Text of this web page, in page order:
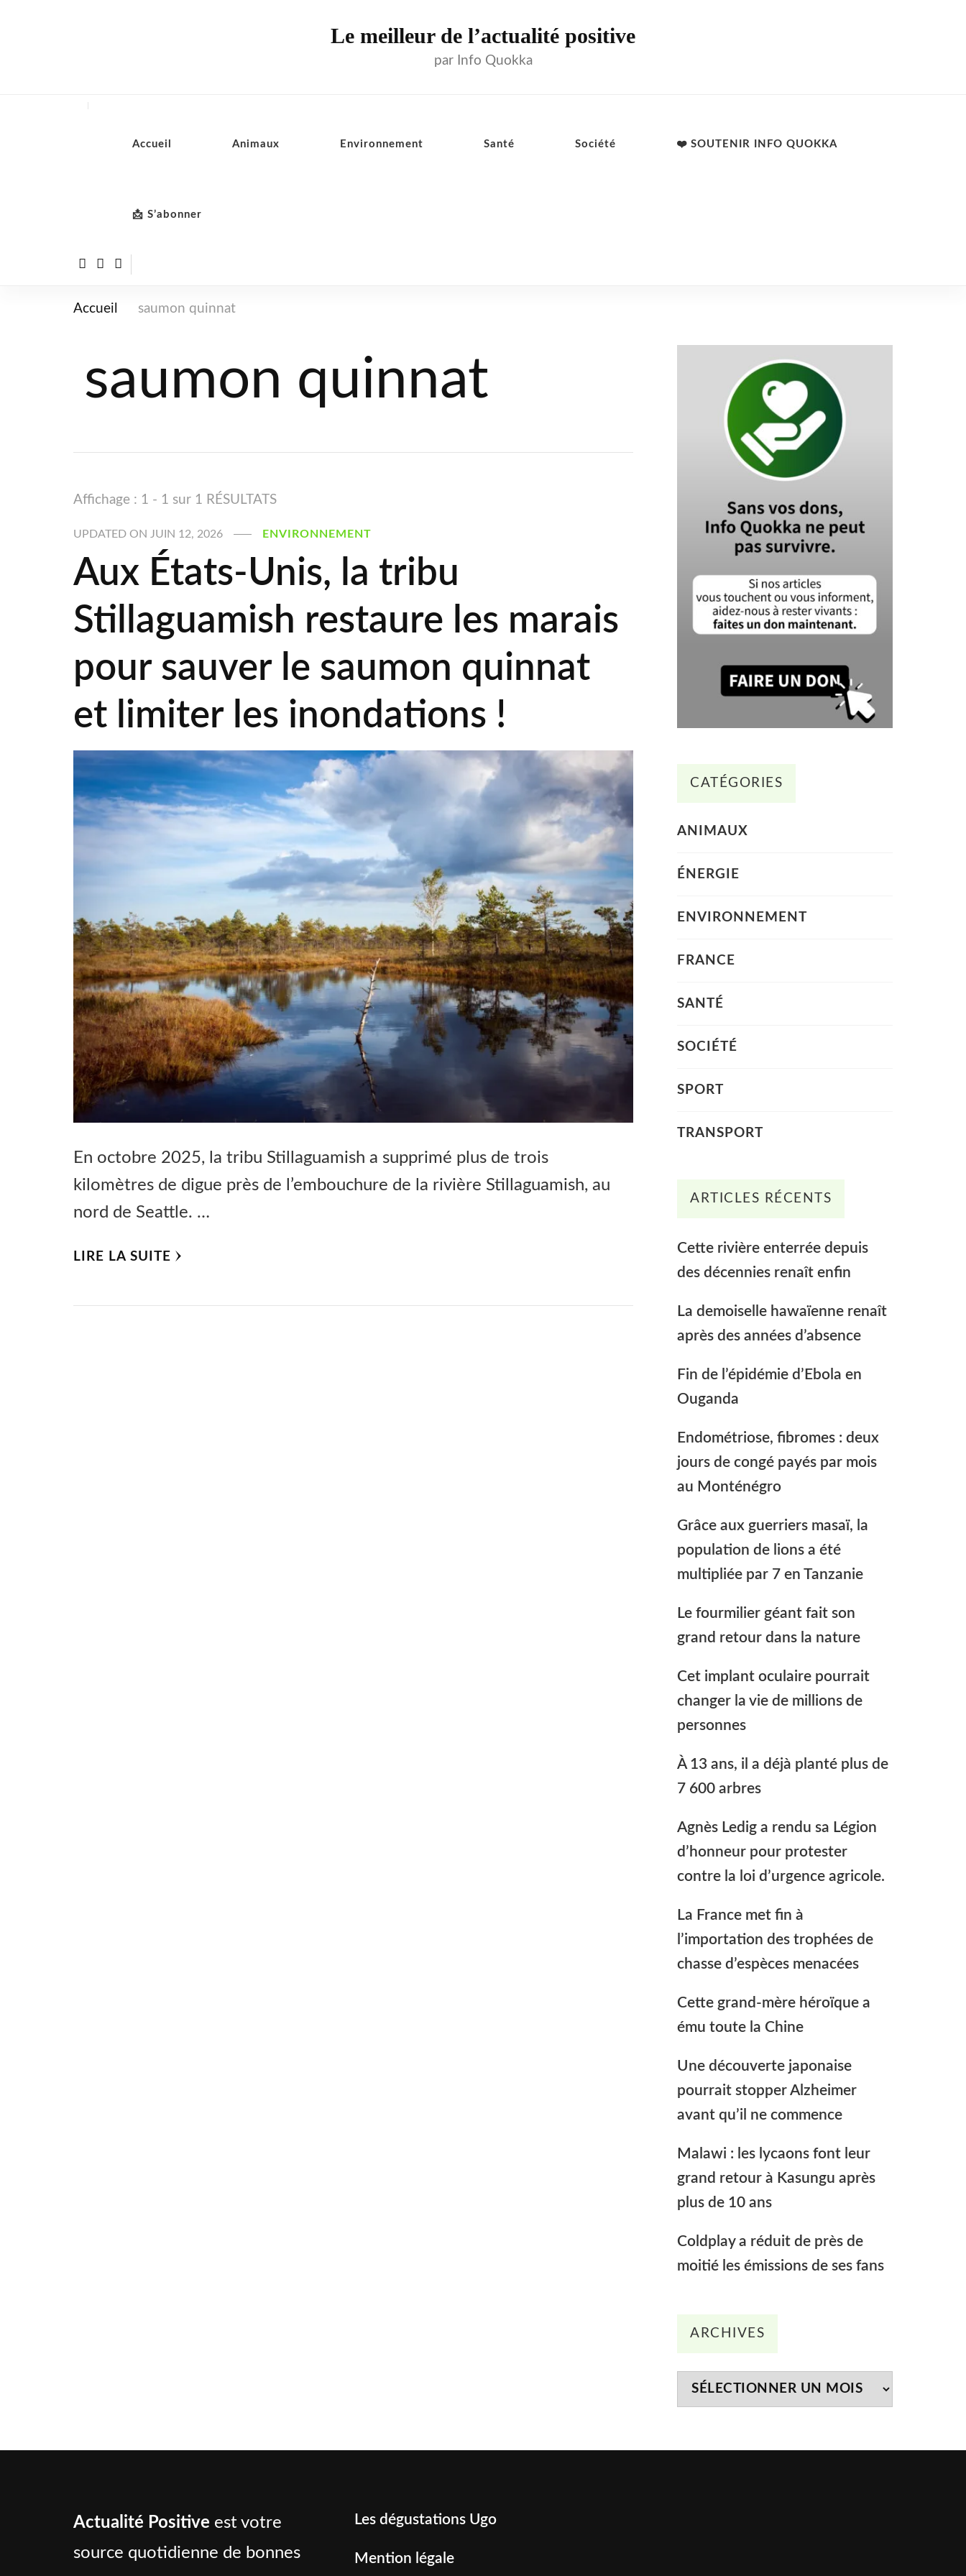
Le meilleur de l’actualité positive
par Info Quokka
Accueil Animaux Environnement Santé Société ❤️ SOUTENIR INFO QUOKKA
📩 S’abonner
Accueil saumon quinnat
saumon quinnat
Affichage : 1 - 1 sur 1 RÉSULTATS
UPDATED ON JUIN 12, 2026 ENVIRONNEMENT
Aux États-Unis, la tribu
Stillaguamish restaure les marais
pour sauver le saumon quinnat
et limiter les inondations !
En octobre 2025, la tribu Stillaguamish a supprimé plus de trois
kilomètres de digue près de l’embouchure de la rivière Stillaguamish, au
nord de Seattle. …
LIRE LA SUITE
CATÉGORIES
ANIMAUX
ÉNERGIE
ENVIRONNEMENT
FRANCE
SANTÉ
SOCIÉTÉ
SPORT
TRANSPORT
ARTICLES RÉCENTS
Cette rivière enterrée depuis
des décennies renaît enfin
La demoiselle hawaïenne renaît
après des années d’absence
Fin de l’épidémie d’Ebola en
Ouganda
Endométriose, fibromes : deux
jours de congé payés par mois
au Monténégro
Grâce aux guerriers masaï, la
population de lions a été
multipliée par 7 en Tanzanie
Le fourmilier géant fait son
grand retour dans la nature
Cet implant oculaire pourrait
changer la vie de millions de
personnes
À 13 ans, il a déjà planté plus de
7 600 arbres
Agnès Ledig a rendu sa Légion
d’honneur pour protester
contre la loi d’urgence agricole.
La France met fin à
l’importation des trophées de
chasse d’espèces menacées
Cette grand-mère héroïque a
ému toute la Chine
Une découverte japonaise
pourrait stopper Alzheimer
avant qu’il ne commence
Malawi : les lycaons font leur
grand retour à Kasungu après
plus de 10 ans
Coldplay a réduit de près de
moitié les émissions de ses fans
ARCHIVES
Actualité Positive est votre
source quotidienne de bonnes
Les dégustations Ugo
Mention légale